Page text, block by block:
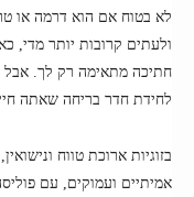
לא בטוח אם הוא דרמה או
ולעתים קרובות יותר מדי,
חתיכה מתאימה רק לך. אבל
לחידת חדר בריחה שאתה חייב לפתור
בזוגיות ארוכת טווח
אמיתיים ועמוקים, עם